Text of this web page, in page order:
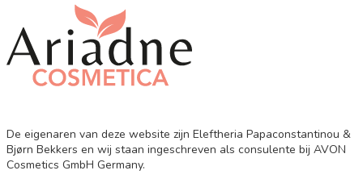
De eigenaren van deze website zijn Eleftheria Papaconstantinou &
Bjørn Bekkers en wij staan ingeschreven als consulente bij AVON
Cosmetics GmbH Germany.